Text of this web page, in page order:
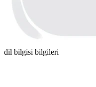
dil bilgisi bilgileri